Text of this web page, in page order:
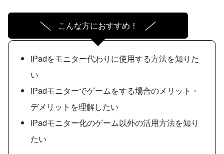
こんな方におすすめ！
iPadをモニター代わりに使用する方法を知りた
い
iPadモニターでゲームをする場合のメリット・
デメリットを理解したい
iPadモニター化のゲーム以外の活用方法を知り
たい